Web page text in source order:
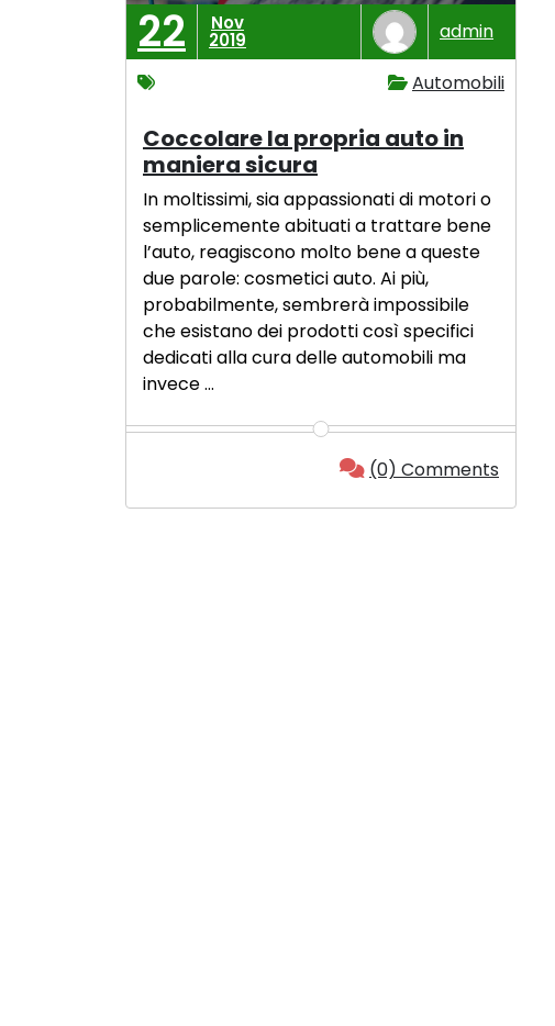
22 Nov
2019 admin
Automobili
Coccolare la propria auto in
maniera sicura
In moltissimi, sia appassionati di motori o
semplicemente abituati a trattare bene
l’auto, reagiscono molto bene a queste
due parole: cosmetici auto. Ai più,
probabilmente, sembrerà impossibile
che esistano dei prodotti così specifici
dedicati alla cura delle automobili ma
invece …
(0) Comments